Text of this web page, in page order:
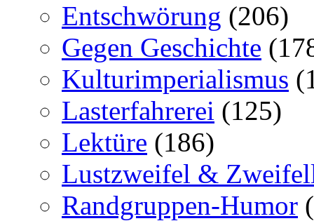
Entschwörung (206)
Gegen Geschichte
Kulturimperialismus
Lasterfahrerei (125)
Lektüre (186)
Lustzweifel &
Randgruppen-Humor